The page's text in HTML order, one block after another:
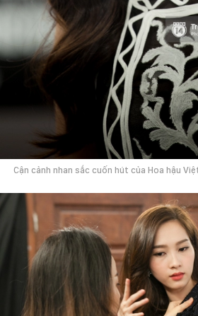
Cận cảnh nhan sắc cuốn hút của Hoa hậu